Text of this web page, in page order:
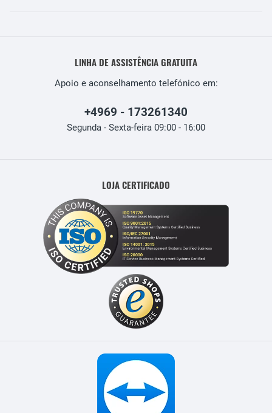
LINHA DE ASSISTÊNCIA GRATUITA
Apoio e aconselhamento telefónico em:
+4969 - 173261340
Segunda - Sexta-feira 09:00 - 16:00
LOJA CERTIFICADO